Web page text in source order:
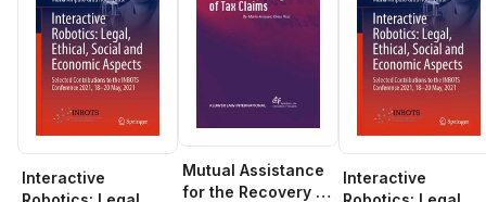
Interactive
Mutual Assistance
for the Recovery of
Interactive